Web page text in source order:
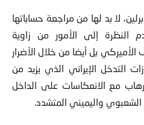
لا بد لها من مراجعة حساباتها
النظرة إلى الأمور من زاوية
الأميركي بل أيضا من خلال الأضرار
التدخل الإيراني الذي يزيد من
مع الانعكاسات على الداخل
الشعبوي واليميني المتشدد.